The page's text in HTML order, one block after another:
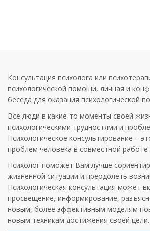
Консультация психолога или
психологической помощи, личная и
беседа для оказания психологической
Все люди в какие-то моменты своей
психологическими трудностями и
Психологическое консультирование –
проблем человека в совместной работе
Психолог поможет Вам лучше
жизненной ситуации и преодолеть
Психологическая консультация может
просвещение, информирование,
новым, более эффективным моделям
новым техникам достижения своей цели.